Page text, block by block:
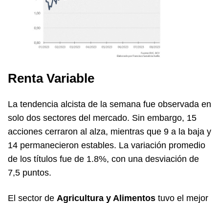
Renta Variable
La tendencia alcista de la semana fue observada en
solo dos sectores del mercado. Sin embargo, 15
acciones cerraron al alza, mientras que 9 a la baja y
14 permanecieron estables. La variación promedio
de los títulos fue de 1.8%, con una desviación de
7,5 puntos.
El sector de Agricultura y Alimentos tuvo el mejor